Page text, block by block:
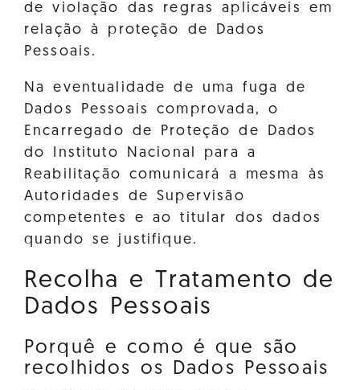
de violação das regras aplicáveis em
relação à proteção de Dados
Pessoais.
Na eventualidade de uma fuga de
Dados Pessoais comprovada, o
Encarregado de Proteção de Dados
do Instituto Nacional para a
Reabilitação comunicará a mesma às
Autoridades de Supervisão
competentes e ao titular dos dados
quando se justifique.
Recolha e Tratamento de
Dados Pessoais
Porquê e como é que são
recolhidos os Dados Pessoais